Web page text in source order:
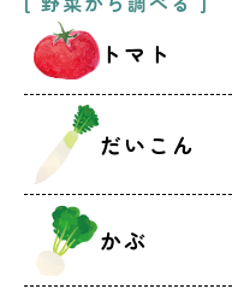
トマト
だいこん
かぶ